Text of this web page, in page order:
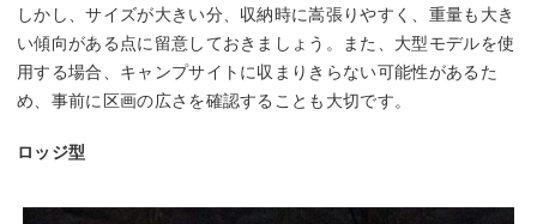
しかし、サイズが大きい分、収納時に嵩張りやすく、重量も大き
い傾向がある点に留意しておきましょう。また、大型モデルを使
用する場合、キャンプサイトに収まりきらない可能性があるた
め、事前に区画の広さを確認することも大切です。
ロッジ型